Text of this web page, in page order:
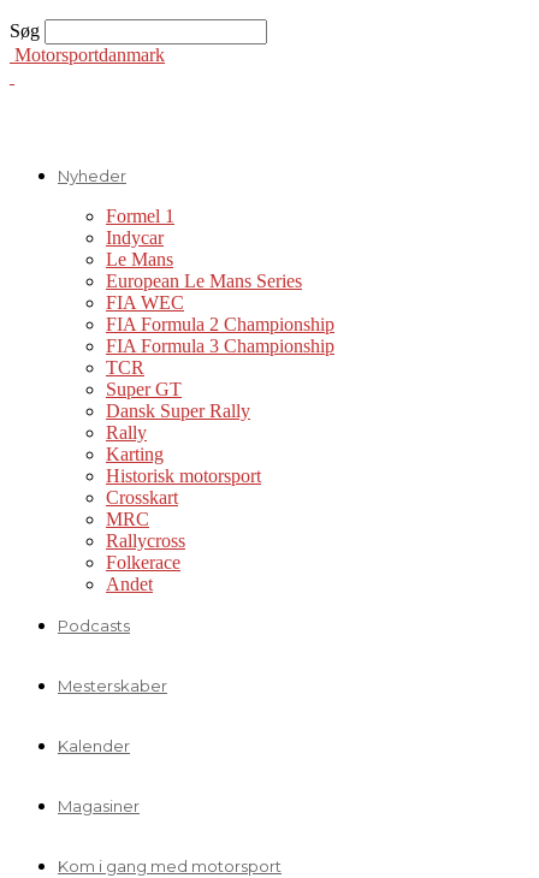
Søg
Motorsportdanmark
Nyheder
Formel 1
Indycar
Le Mans
European Le Mans Series
FIA WEC
FIA Formula 2 Championship
FIA Formula 3 Championship
TCR
Super GT
Dansk Super Rally
Rally
Karting
Historisk motorsport
Crosskart
MRC
Rallycross
Folkerace
Andet
Podcasts
Mesterskaber
Kalender
Magasiner
Kom i gang med motorsport